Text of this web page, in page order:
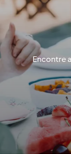
Encontre